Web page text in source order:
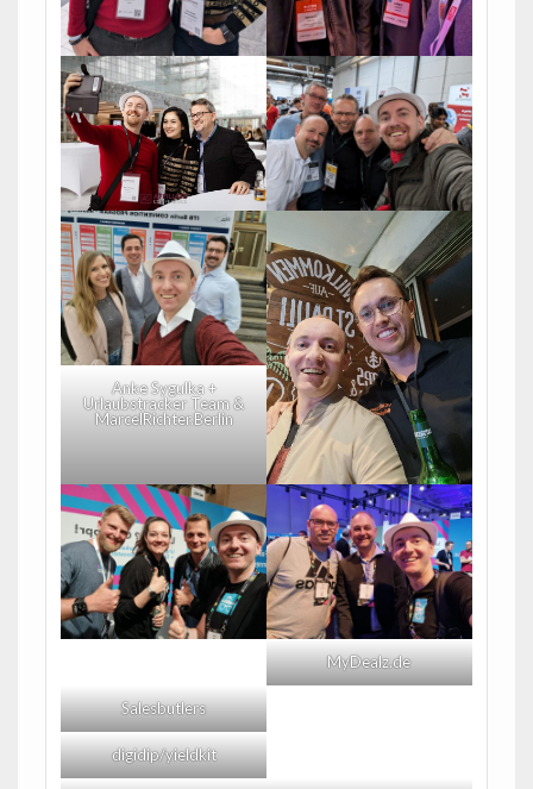
Anke Sygulka +
Urlaubstracker Team &
MarcelRichter.Berlin
MyDealz.de
Salesbutlers
digidip/yieldkit